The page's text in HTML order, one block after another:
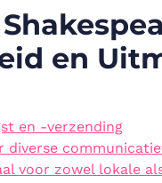
en
en -verzending
diverse
voor zowel lokale